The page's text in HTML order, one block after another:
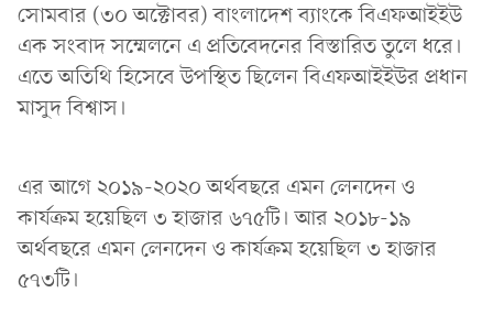
সোমবার (৩০ অ‌ক্টোবর) বাংলা‌দেশ ব্যাংকে বিএফআইইউ
এক সংবাদ সম্মেলনে এ প্রতিবেদনের বিস্তারিত তুলে ধরে।
এতে অতিথি হিসেবে উপস্থিত ছিলেন বিএফআইইউর প্রধান
মাসুদ বিশ্বাস।
এর আ‌গে ২০১৯-২০২০ অর্থবছরে এমন লেনদেন ও
কার্যক্রম হয়েছিল ৩ হাজার ৬৭৫টি। আর ২০১৮-১৯
অর্থবছরে এমন লেনদেন ও কার্যক্রম হয়েছিল ৩ হাজার
৫৭৩টি।